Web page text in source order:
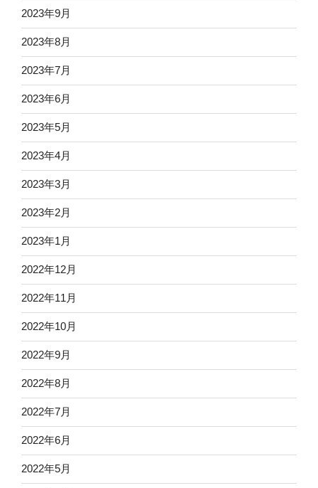
2023年9月
2023年8月
2023年7月
2023年6月
2023年5月
2023年4月
2023年3月
2023年2月
2023年1月
2022年12月
2022年11月
2022年10月
2022年9月
2022年8月
2022年7月
2022年6月
2022年5月